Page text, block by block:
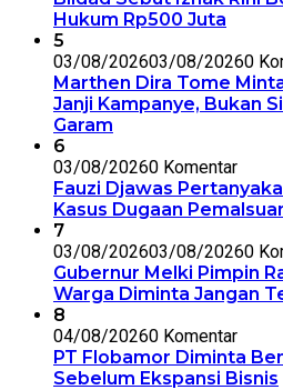
Hukum Rp500 Juta
5
03/08/202603/08/20260
Marthen Dira Tome
Janji Kampanye, Bukan
Garam
6
03/08/20260 Komentar
Fauzi Djawas
Kasus Dugaan
7
03/08/202603/08/20260
Gubernur Melki Pimpin
Warga Diminta Jangan
8
04/08/20260 Komentar
PT Flobamor Diminta
Sebelum Ekspansi Bisnis